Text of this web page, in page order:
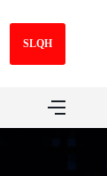
SLQH